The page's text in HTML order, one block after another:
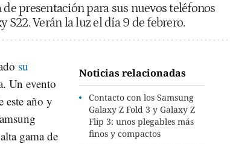
presentación para sus nuevos teléfonos
S22. Verán la luz el día 9 de febrero.
Noticias relacionadas
Contacto con los Samsung
Galaxy Z Fold 3 y Galaxy Z
Flip 3: unos plegables más
finos y compactos
su
Un evento
este año y
gama de